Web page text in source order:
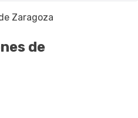
Zaragoza
de